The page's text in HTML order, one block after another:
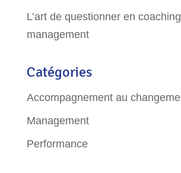
L’art de questionner en
management
Catégories
Accompagnement au
Management
Performance